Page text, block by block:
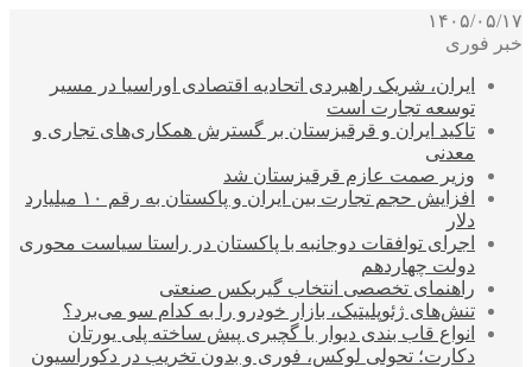
۱۴۰۵/۰۵/۱۷
خبر فوری
ایران، شریک راهبردی اتحادیه اقتصادی اوراسیا در مسیر
توسعه تجارت است
تاکید ایران و قرقیزستان بر گسترش همکاری‌های تجاری و
معدنی
وزیر صمت عازم قرقیزستان شد
افزایش حجم تجارت بین ایران و پاکستان به رقم ۱۰ میلیارد
دلار
اجرای توافقات دوجانبه با پاکستان در راستا سیاست محوری
دولت چهاردهم
راهنمای تخصصی انتخاب گیربکس صنعتی
تنش‌های ژئوپلیتیک، بازار خودرو را به کدام سو می‌برد؟
انواع قاب بندی دیوار با گچبری پیش ساخته پلی یورتان
دکارت؛ تحولی لوکس، فوری و بدون تخریب در دکوراسیون